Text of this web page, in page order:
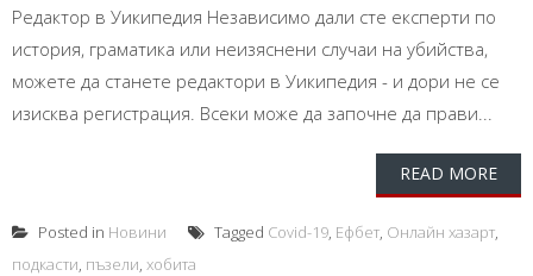
Редактор в Уикипедия Независимо дали сте експерти по
история, граматика или неизяснени случаи на убийства,
можете да станете редактори в Уикипедия - и дори не се
изисква регистрация. Всеки може да започне да прави...
READ MORE
Posted in Новини Tagged Covid-19, Ефбет, Онлайн хазарт,
подкасти, пъзели, хобита